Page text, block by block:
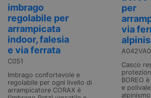
imbrago
regolabile per
arrampicata
indoor, falesia
e via ferrata
C051
Imbrago confortevole e
regolabile per ogni livello di
arrampicatore CORAX è
per
via
A042VA0
Casco
BOREO
e